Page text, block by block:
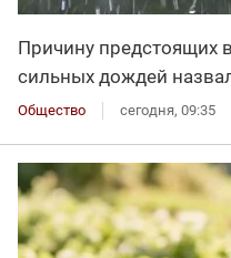
Причину предстоящих
сильных дождей
Общество сегодня, 09:35